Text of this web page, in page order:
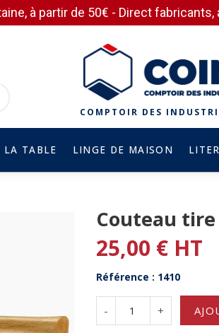
à partir de 50€ - Direct
COMPTOIR DES
LA TABLE LINGE DE MAISON
Couteau
25,00 € HT
Référence : 1410
- +